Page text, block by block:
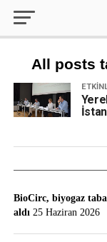
All posts
BioCirc, biyogaz
aldı 25 Haziran 2026